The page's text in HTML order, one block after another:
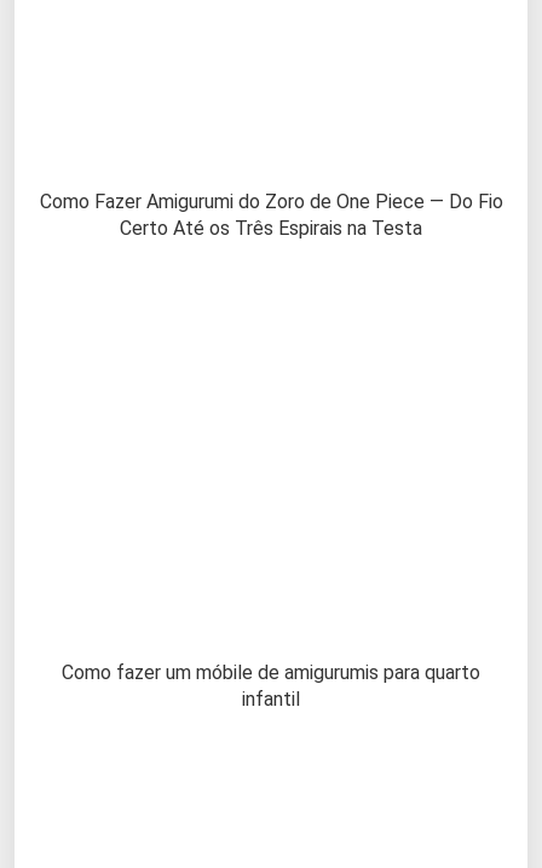
Como Fazer Amigurumi do Zoro de One Piece — Do Fio
Certo Até os Três Espirais na Testa
Como fazer um móbile de amigurumis para quarto
infantil